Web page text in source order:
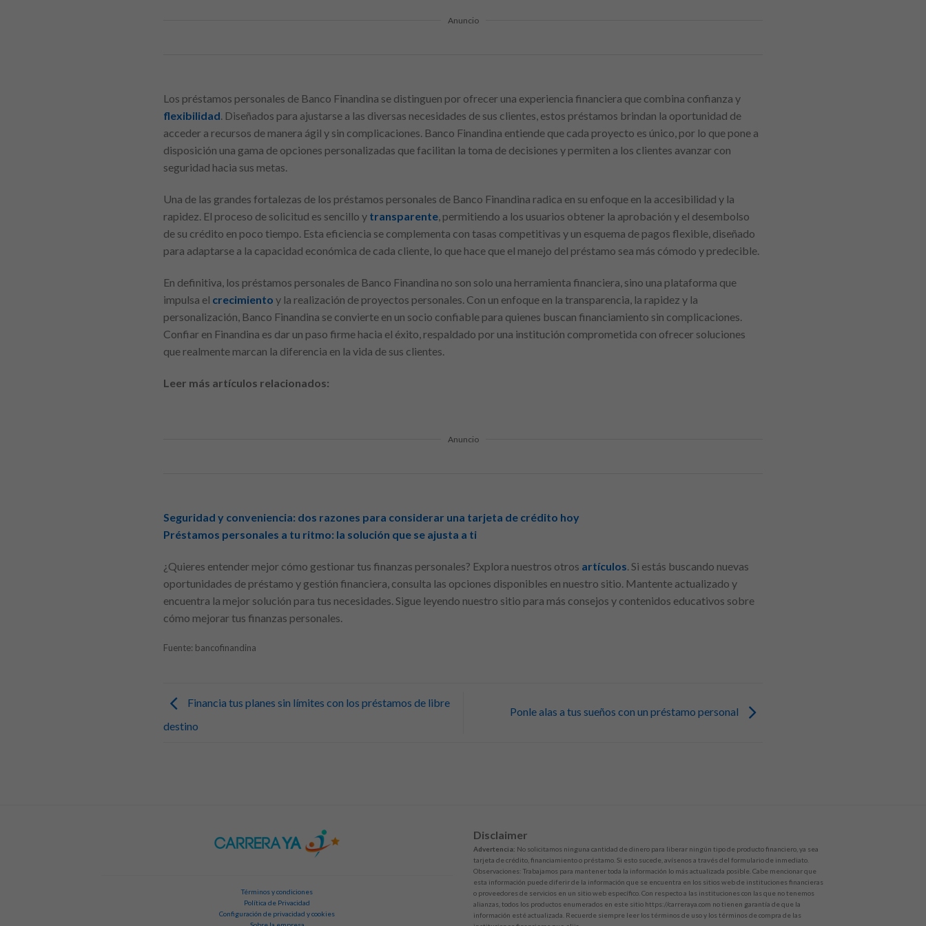
Anuncio
Los préstamos personales de Banco Finandina se distinguen por ofrecer una experiencia financiera que combina confianza y
flexibilidad. Diseñados para ajustarse a las diversas necesidades de sus clientes, estos préstamos brindan la oportunidad de
acceder a recursos de manera ágil y sin complicaciones. Banco Finandina entiende que cada proyecto es único, por lo que pone a
disposición una gama de opciones personalizadas que facilitan la toma de decisiones y permiten a los clientes avanzar con
seguridad hacia sus metas.
Una de las grandes fortalezas de los préstamos personales de Banco Finandina radica en su enfoque en la accesibilidad y la
rapidez. El proceso de solicitud es sencillo y transparente, permitiendo a los usuarios obtener la aprobación y el desembolso
de su crédito en poco tiempo. Esta eficiencia se complementa con tasas competitivas y un esquema de pagos flexible, diseñado
para adaptarse a la capacidad económica de cada cliente, lo que hace que el manejo del préstamo sea más cómodo y predecible.
En definitiva, los préstamos personales de Banco Finandina no son solo una herramienta financiera, sino una plataforma que
impulsa el crecimiento y la realización de proyectos personales. Con un enfoque en la transparencia, la rapidez y la
personalización, Banco Finandina se convierte en un socio confiable para quienes buscan financiamiento sin complicaciones.
Confiar en Finandina es dar un paso firme hacia el éxito, respaldado por una institución comprometida con ofrecer soluciones
que realmente marcan la diferencia en la vida de sus clientes.
Leer más artículos relacionados:
Anuncio
Seguridad y conveniencia: dos razones para considerar una tarjeta de crédito hoy
Préstamos personales a tu ritmo: la solución que se ajusta a ti
¿Quieres entender mejor cómo gestionar tus finanzas personales? Explora nuestros otros artículos. Si estás buscando nuevas
oportunidades de préstamo y gestión financiera, consulta las opciones disponibles en nuestro sitio. Mantente actualizado y
encuentra la mejor solución para tus necesidades. Sigue leyendo nuestro sitio para más consejos y contenidos educativos sobre
cómo mejorar tus finanzas personales.
Fuente: bancofinandina
Financia tus planes sin límites con los préstamos de libre
destino
Ponle alas a tus sueños con un préstamo personal
Términos y condiciones
Política de Privacidad
Configuración de privacidad y cookies
Disclaimer
Advertencia: No solicitamos ninguna cantidad de dinero para liberar ningún tipo de producto financiero, ya sea
tarjeta de crédito, financiamiento o préstamo. Si esto sucede, avísenos a través del formulario de inmediato.
Observaciones: Trabajamos para mantener toda la información lo más actualizada posible. Cabe mencionar que
esta información puede diferir de la información que se encuentra en los sitios web de instituciones financieras
o proveedores de servicios en un sitio web específico. Con respecto a las instituciones con las que no tenemos
alianzas, todos los productos enumerados en este sitio https://carreraya.com no tienen garantía de que la
información esté actualizada. Recuerde siempre leer los términos de uso y los términos de compra de las